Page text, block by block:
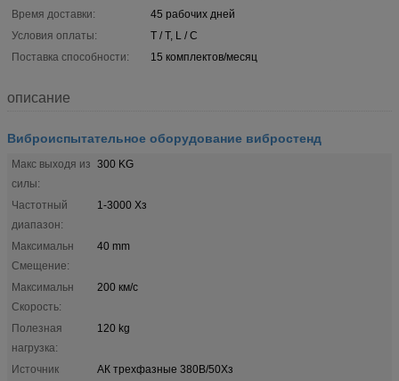
Время доставки:
45 рабочих дней
Условия оплаты:
T / T, L / C
Поставка способности:
15 комплектов/месяц
описание
Виброиспытательное оборудование вибростенд
Макс выходя из
силы:
300 KG
Частотный
диапазон:
1-3000 Хз
Максимальн
Смещение:
40 mm
Максимальн
Скорость:
200 км/с
Полезная
нагрузка:
120 kg
Источник
АК трехфазные 380В/50Хз